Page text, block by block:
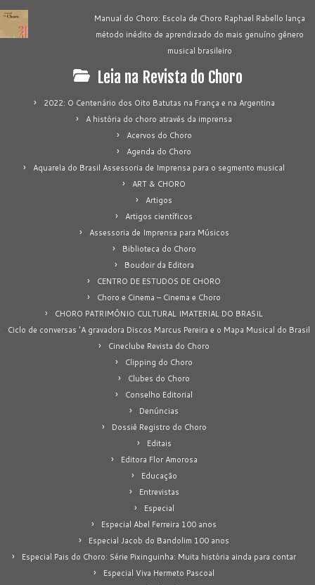
Manual do Choro: Escola de Choro Raphael Rabello lança
método inédito de aprendizado do mais genuíno gênero
musical brasileiro
Leia na Revista do Choro
2022: O Centenário dos Oito Batutas na França e na Argentina
A história do choro através da imprensa
Acervos do Choro
Agenda do Choro
Aquarela do Brasil Assessoria de Imprensa para o segmento musical
ART & CHORO
Artigos
Artigos científicos
Assessoria de Imprensa para Músicos
Biblioteca do Choro
Boudoir da Editora
CENTRO DE ESTUDOS DE CHORO
Choro e Cinema – Cinema e Choro
CHORO PATRIMÔNIO CULTURAL IMATERIAL DO BRASIL
Ciclo de conversas 'A gravadora Discos Marcus Pereira e o Mapa Musical do Brasil
Cineclube Revista do Choro
Clipping do Choro
Clubes do Choro
Conselho Editorial
Denúncias
Dossiê Registro do Choro
Editais
Editora Flor Amorosa
Educação
Entrevistas
Especial
Especial Abel Ferreira 100 anos
Especial Jacob do Bandolim 100 anos
Especial Pais do Choro: Série Pixinguinha: Muita história ainda para contar
Especial Viva Hermeto Pascoal